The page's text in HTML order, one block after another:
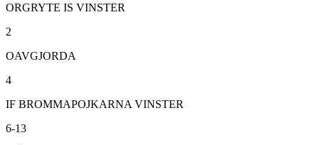
ORGRYTE IS VINSTER
2
OAVGJORDA
4
IF BROMMAPOJKARNA VINSTER
6-13